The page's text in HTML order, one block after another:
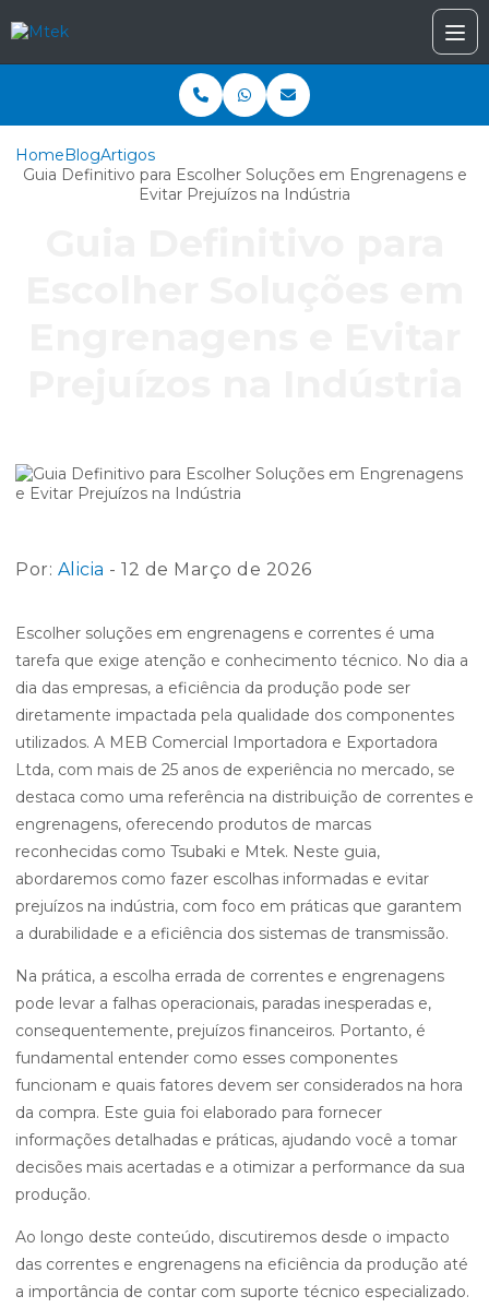
HomeBlogArtigos
Guia Definitivo para Escolher Soluções em Engrenagens e
Evitar Prejuízos na Indústria
Por: Alicia - 12 de Março de 2026
Escolher soluções em engrenagens e correntes é uma
tarefa que exige atenção e conhecimento técnico. No dia a
dia das empresas, a eficiência da produção pode ser
diretamente impactada pela qualidade dos componentes
utilizados. A MEB Comercial Importadora e Exportadora
Ltda, com mais de 25 anos de experiência no mercado, se
destaca como uma referência na distribuição de correntes e
engrenagens, oferecendo produtos de marcas
reconhecidas como Tsubaki e Mtek. Neste guia,
abordaremos como fazer escolhas informadas e evitar
prejuízos na indústria, com foco em práticas que garantem
a durabilidade e a eficiência dos sistemas de transmissão.
Na prática, a escolha errada de correntes e engrenagens
pode levar a falhas operacionais, paradas inesperadas e,
consequentemente, prejuízos financeiros. Portanto, é
fundamental entender como esses componentes
funcionam e quais fatores devem ser considerados na hora
da compra. Este guia foi elaborado para fornecer
informações detalhadas e práticas, ajudando você a tomar
decisões mais acertadas e a otimizar a performance da sua
produção.
Ao longo deste conteúdo, discutiremos desde o impacto
das correntes e engrenagens na eficiência da produção até
a importância de contar com suporte técnico especializado.